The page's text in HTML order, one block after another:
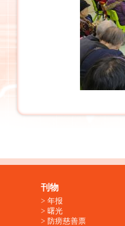
刊物
年报
曙光
防痨慈善票